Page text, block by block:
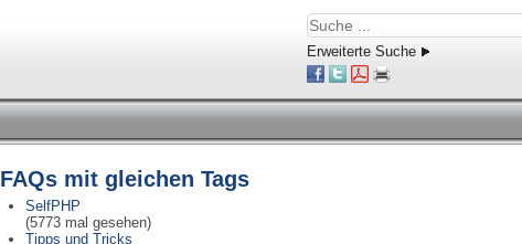
Erweiterte Suche
FAQs mit gleichen Tags
SelfPHP
(5773 mal gesehen)
Tipps und Tricks